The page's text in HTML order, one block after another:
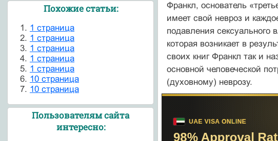
Франкл, основатель
имеет свой невроз и
подавления сексуального
которая возникает в
своих книг Франкл так и
основной человеческой
(духовному) неврозу.
Похожие статьи:
1 страница
1 страница
1 страница
1 страница
1 страница
10 страница
10 страница
Пользователям сайта
интересно: